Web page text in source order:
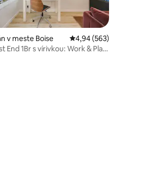
4,91 z 5, počet hodnotení: 245
v meste Boise Priemerné
4,94 (563)
End 1Br s vírivkou: Work & Play